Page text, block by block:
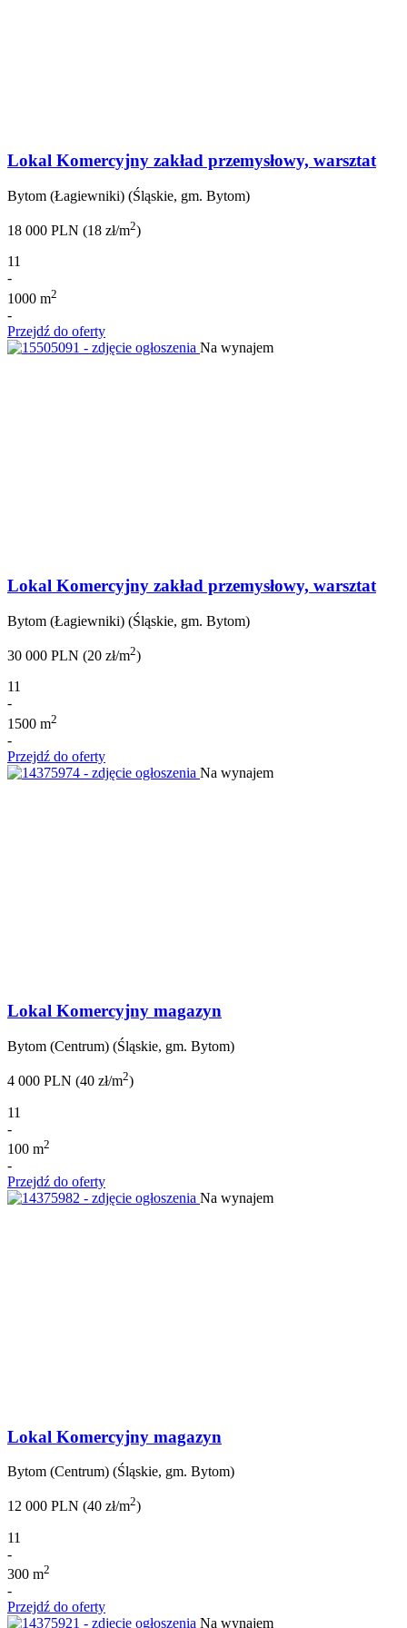
Lokal Komercyjny zakład przemysłowy, warsztat
Bytom (Łagiewniki) (Śląskie, gm. Bytom)
18 000 PLN (18 zł/m2)
11
-
1000 m2
-
Przejdź do oferty
Na wynajem
Lokal Komercyjny zakład przemysłowy, warsztat
Bytom (Łagiewniki) (Śląskie, gm. Bytom)
30 000 PLN (20 zł/m2)
11
-
1500 m2
-
Przejdź do oferty
Na wynajem
Lokal Komercyjny magazyn
Bytom (Centrum) (Śląskie, gm. Bytom)
4 000 PLN (40 zł/m2)
11
-
100 m2
-
Przejdź do oferty
Na wynajem
Lokal Komercyjny magazyn
Bytom (Centrum) (Śląskie, gm. Bytom)
12 000 PLN (40 zł/m2)
11
-
300 m2
-
Przejdź do oferty
Na wynajem